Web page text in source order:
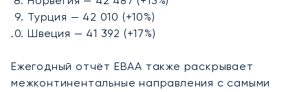
Турция — 42 010 (+10%)
Швеция — 41 392 (+17%)
Ежегодный отчёт EBAA также раскрывает
межконтинентальные направления с самыми